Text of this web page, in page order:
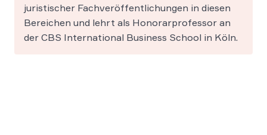
juristischer Fachveröffentlichungen in diesen
Bereichen und lehrt als Honorarprofessor an
der CBS International Business School in Köln.